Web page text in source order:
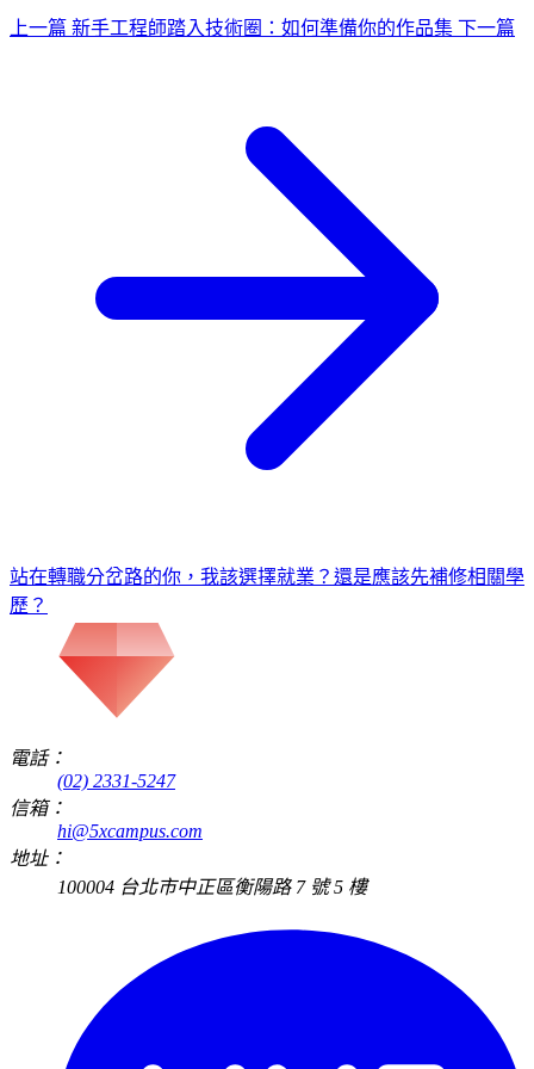
上一篇 新手工程師踏入技術圈：如何準備你的作品集 下一篇
站在轉職分岔路的你，我該選擇就業？還是應該先補修相關學
歷？
電話：
(02) 2331-5247
信箱：
hi@5xcampus.com
地址：
100004 台北市中正區衡陽路 7 號 5 樓